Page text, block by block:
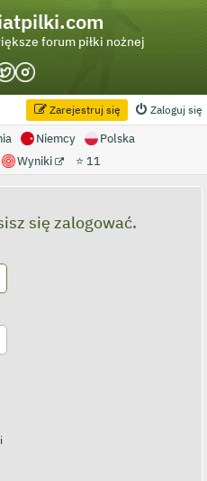
forum piłki nożnej
Zaloguj się
Zarejestruj się
Niemcy
Polska
Wyniki ⭐ 11
się zalogować.